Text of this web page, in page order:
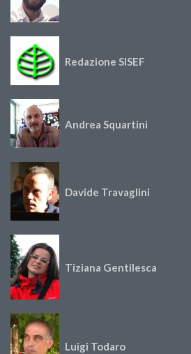
Redazione SISEF
Andrea Squartini
Davide Travaglini
Tiziana Gentilesca
Luigi Todaro